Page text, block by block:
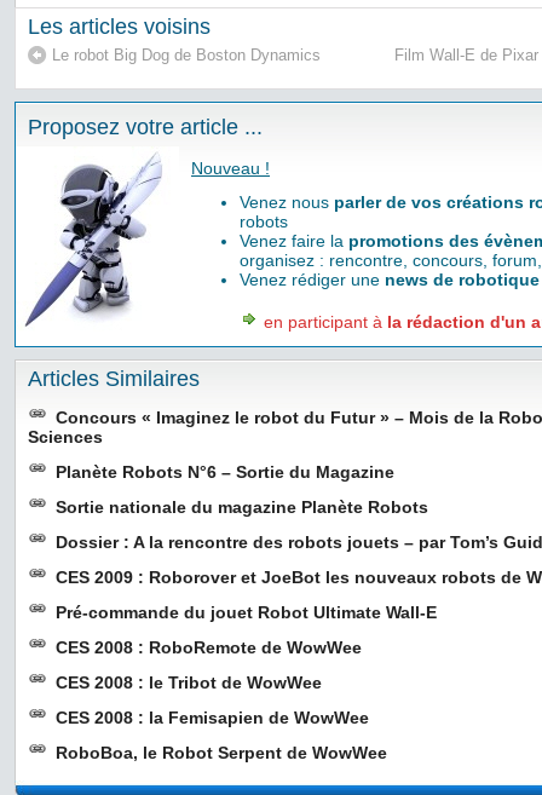
Les articles voisins
Le robot Big Dog de Boston Dynamics Film Wall-E de
Proposez votre article ...
Nouveau !
Venez nous parler de vos créations
robots
Venez faire la promotions des
organisez : rencontre, concours,
Venez rédiger une news de robotique
en participant à la rédaction d'un
Articles Similaires
Concours « Imaginez le robot du Futur » – Mois de la
Sciences
Planète Robots N°6 – Sortie du Magazine
Sortie nationale du magazine Planète Robots
Dossier : A la rencontre des robots jouets – par Tom’s
CES 2009 : Roborover et JoeBot les nouveaux robots de
Pré-commande du jouet Robot Ultimate Wall-E
CES 2008 : RoboRemote de WowWee
CES 2008 : le Tribot de WowWee
CES 2008 : la Femisapien de WowWee
RoboBoa, le Robot Serpent de WowWee